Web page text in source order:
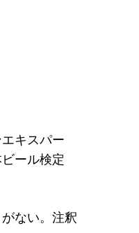
キスパー
ール検定
ない。注釈